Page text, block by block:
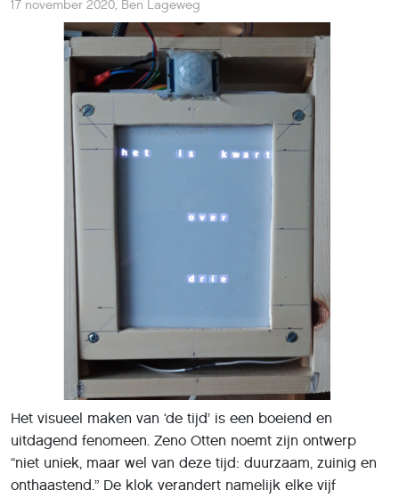
17 november 2020, Ben Lageweg
Het visueel maken van ‘de tijd’ is een boeiend en
uitdagend fenomeen. Zeno Otten noemt zijn ontwerp
“niet uniek, maar wel van deze tijd: duurzaam, zuinig en
onthaastend.” De klok verandert namelijk elke vijf